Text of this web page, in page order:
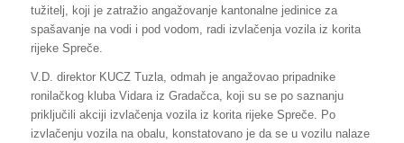
tužitelj, koji je zatražio angažovanje kantonalne jedinice za
spašavanje na vodi i pod vodom, radi izvlačenja vozila iz korita
rijeke Spreče.
V.D. direktor KUCZ Tuzla, odmah je angažovao pripadnike
ronilačkog kluba Vidara iz Gradačca, koji su se po saznanju
priključili akciji izvlačenja vozila iz korita rijeke Spreče. Po
izvlačenju vozila na obalu, konstatovano je da se u vozilu nalaze